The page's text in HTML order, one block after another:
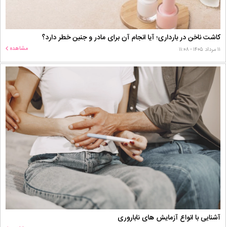
کاشت ناخن در بارداری؛ آیا انجام آن برای مادر و جنین خطر دارد؟
۱۱ مرداد ۱۴۰۵ - ۱۱:۰۸ مشاهده
آشنایی با انواع آزمایش های ناباروری